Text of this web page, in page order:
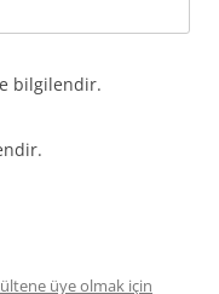
bilgilendir.
üye olmak için